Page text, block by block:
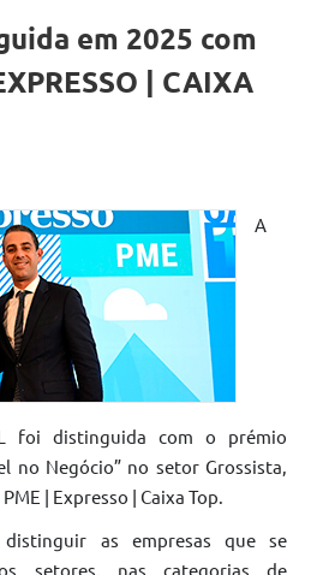
em 2025 com
| CAIXA
A
foi distinguida com o prémio
no Negócio” no setor Grossista,
| Expresso | Caixa Top.
as empresas que se
setores, nas categorias de